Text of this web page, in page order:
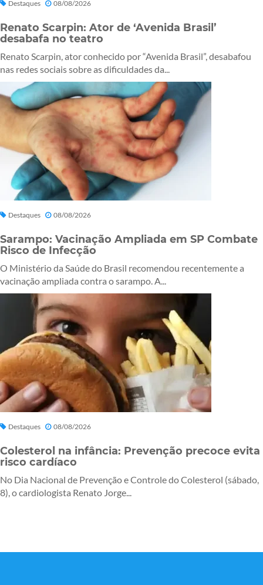
Destaques 08/08/2026
Renato Scarpin: Ator de ‘Avenida Brasil’
desabafa no teatro
Renato Scarpin, ator conhecido por “Avenida Brasil”, desabafou
nas redes sociais sobre as dificuldades da...
Destaques 08/08/2026
Sarampo: Vacinação Ampliada em SP Combate
Risco de Infecção
O Ministério da Saúde do Brasil recomendou recentemente a
vacinação ampliada contra o sarampo. A...
Destaques 08/08/2026
Colesterol na infância: Prevenção precoce evita
risco cardíaco
No Dia Nacional de Prevenção e Controle do Colesterol (sábado,
8), o cardiologista Renato Jorge...